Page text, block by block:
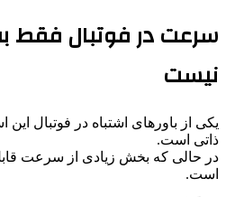
سرعت در فوتبال فقط
نیست
یکی از باورهای اشتباه در فوتبال
ذاتی است.
در حالی که بخش زیادی از سرعت
است.